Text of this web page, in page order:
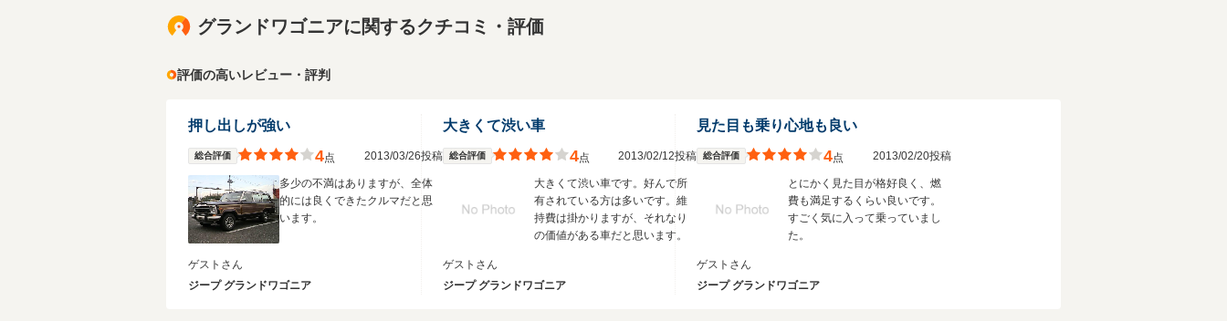
グランドワゴニアに関するクチコミ・評価
評価の高いレビュー・評判
押し出しが強い
総合評価 4点 2013/03/26投稿
多少の不満はありますが、全体
的には良くできたクルマだと思
います。
ゲストさん
ジープ グランドワゴニア
大きくて渋い車
総合評価 4点 2013/02/12投稿
大きくて渋い車です。好んで所
有されている方は多いです。維
持費は掛かりますが、それなり
の価値がある車だと思います。
ゲストさん
ジープ グランドワゴニア
見た目も乗り心地も良い
総合評価 4点 2013/02/20投稿
とにかく見た目が格好良く、燃
費も満足するくらい良いです。
すごく気に入って乗っていまし
た。
ゲストさん
ジープ グランドワゴニア